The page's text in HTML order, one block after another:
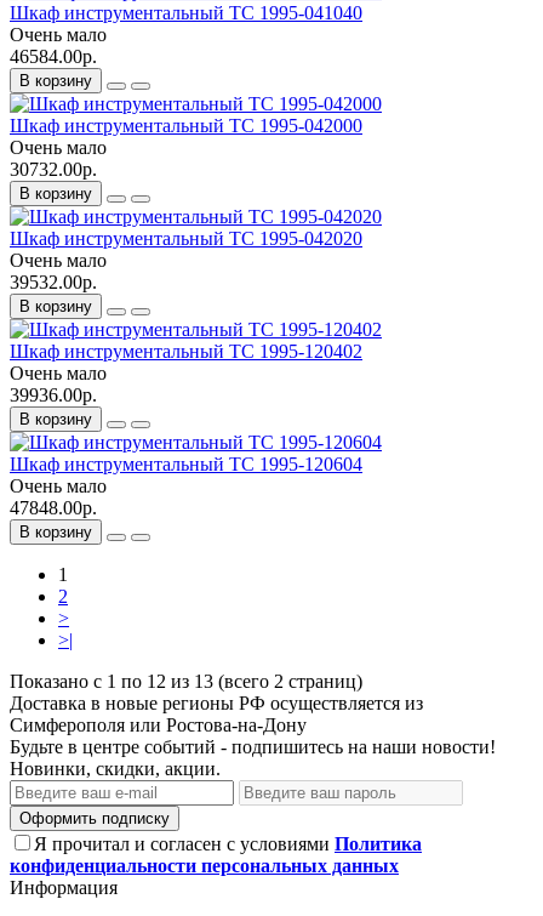
Шкаф инструментальный ТС 1995-041040
Очень мало
46584.00р.
В корзину
Шкаф инструментальный ТС 1995-042000
Очень мало
30732.00р.
В корзину
Шкаф инструментальный ТС 1995-042020
Очень мало
39532.00р.
В корзину
Шкаф инструментальный ТС 1995-120402
Очень мало
39936.00р.
В корзину
Шкаф инструментальный ТС 1995-120604
Очень мало
47848.00р.
В корзину
1
2
>
>|
Показано с 1 по 12 из 13 (всего 2 страниц)
Доставка в новые регионы РФ осуществляется из
Симферополя или Ростова-на-Дону
Будьте в центре событий - подпишитесь на наши новости!
Новинки, скидки, акции.
Оформить подписку
Я прочитал и согласен с условиями Политика
конфиденциальности персональных данных
Информация